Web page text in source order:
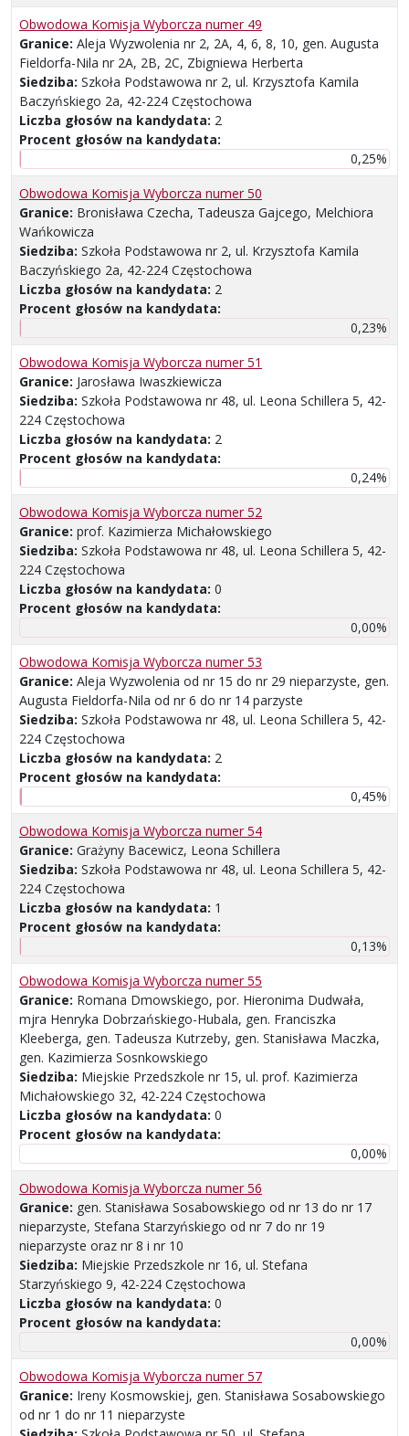
Obwodowa Komisja Wyborcza numer 49
Granice: Aleja Wyzwolenia nr 2, 2A, 4, 6, 8, 10, gen. Augusta
Fieldorfa-Nila nr 2A, 2B, 2C, Zbigniewa Herberta
Siedziba: Szkoła Podstawowa nr 2, ul. Krzysztofa Kamila
Baczyńskiego 2a, 42-224 Częstochowa
Liczba głosów na kandydata: 2
Procent głosów na kandydata:
0,25%
Obwodowa Komisja Wyborcza numer 50
Granice: Bronisława Czecha, Tadeusza Gajcego, Melchiora
Wańkowicza
Siedziba: Szkoła Podstawowa nr 2, ul. Krzysztofa Kamila
Baczyńskiego 2a, 42-224 Częstochowa
Liczba głosów na kandydata: 2
Procent głosów na kandydata:
0,23%
Obwodowa Komisja Wyborcza numer 51
Granice: Jarosława Iwaszkiewicza
Siedziba: Szkoła Podstawowa nr 48, ul. Leona Schillera 5, 42-
224 Częstochowa
Liczba głosów na kandydata: 2
Procent głosów na kandydata:
0,24%
Obwodowa Komisja Wyborcza numer 52
Granice: prof. Kazimierza Michałowskiego
Siedziba: Szkoła Podstawowa nr 48, ul. Leona Schillera 5, 42-
224 Częstochowa
Liczba głosów na kandydata: 0
Procent głosów na kandydata:
0,00%
Obwodowa Komisja Wyborcza numer 53
Granice: Aleja Wyzwolenia od nr 15 do nr 29 nieparzyste, gen.
Augusta Fieldorfa-Nila od nr 6 do nr 14 parzyste
Siedziba: Szkoła Podstawowa nr 48, ul. Leona Schillera 5, 42-
224 Częstochowa
Liczba głosów na kandydata: 2
Procent głosów na kandydata:
0,45%
Obwodowa Komisja Wyborcza numer 54
Granice: Grażyny Bacewicz, Leona Schillera
Siedziba: Szkoła Podstawowa nr 48, ul. Leona Schillera 5, 42-
224 Częstochowa
Liczba głosów na kandydata: 1
Procent głosów na kandydata:
0,13%
Obwodowa Komisja Wyborcza numer 55
Granice: Romana Dmowskiego, por. Hieronima Dudwała,
mjra Henryka Dobrzańskiego-Hubala, gen. Franciszka
Kleeberga, gen. Tadeusza Kutrzeby, gen. Stanisława Maczka,
gen. Kazimierza Sosnkowskiego
Siedziba: Miejskie Przedszkole nr 15, ul. prof. Kazimierza
Michałowskiego 32, 42-224 Częstochowa
Liczba głosów na kandydata: 0
Procent głosów na kandydata:
0,00%
Obwodowa Komisja Wyborcza numer 56
Granice: gen. Stanisława Sosabowskiego od nr 13 do nr 17
nieparzyste, Stefana Starzyńskiego od nr 7 do nr 19
nieparzyste oraz nr 8 i nr 10
Siedziba: Miejskie Przedszkole nr 16, ul. Stefana
Starzyńskiego 9, 42-224 Częstochowa
Liczba głosów na kandydata: 0
Procent głosów na kandydata:
0,00%
Obwodowa Komisja Wyborcza numer 57
Granice: Ireny Kosmowskiej, gen. Stanisława Sosabowskiego
od nr 1 do nr 11 nieparzyste